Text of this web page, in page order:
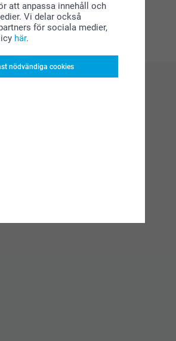
att anpassa innehåll och
Vi delar också
för sociala medier,
här.
nödvändiga cookies